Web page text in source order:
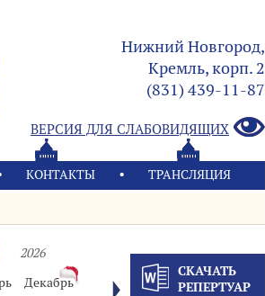
Нижний Новгород,
Кремль, корп. 2
(831) 439-11-87
ВЕРСИЯ ДЛЯ СЛАБОВИДЯЩИХ
КОНТАКТЫ ТРАНСЛЯЦИЯ
2026
Декабрь
СКАЧАТЬ
РЕПЕРТУАР